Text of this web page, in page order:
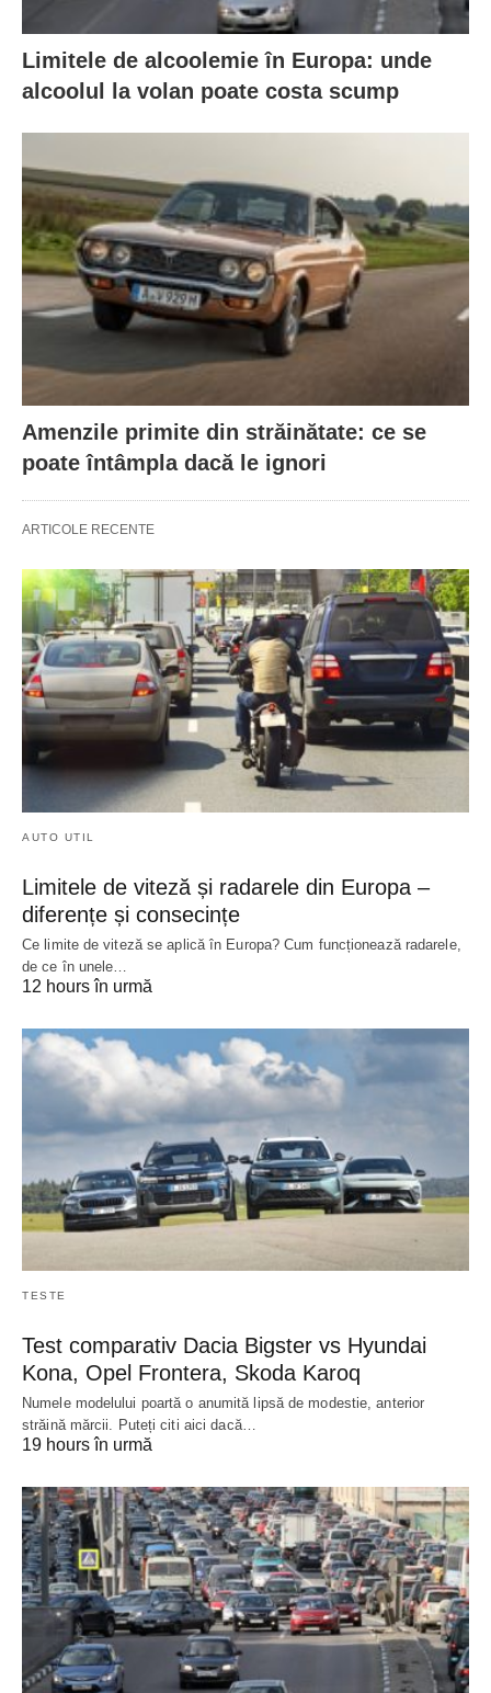
Limitele de alcoolemie în Europa: unde
alcoolul la volan poate costa scump
Amenzile primite din străinătate: ce se
poate întâmpla dacă le ignori
ARTICOLE RECENTE
AUTO UTIL
Limitele de viteză și radarele din Europa –
diferențe și consecințe
Ce limite de viteză se aplică în Europa? Cum funcționează radarele,
de ce în unele…
12 hours în urmă
TESTE
Test comparativ Dacia Bigster vs Hyundai
Kona, Opel Frontera, Skoda Karoq
Numele modelului poartă o anumită lipsă de modestie, anterior
străină mărcii. Puteți citi aici dacă…
19 hours în urmă